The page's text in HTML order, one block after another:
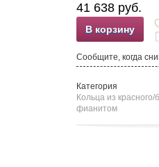
41 638 руб.
В корзину
Сообщите, когда
Категория
Кольца из красного/
фианитом